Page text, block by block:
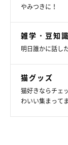
やみつきに！
雑学・豆知識
明日誰かに話し
猫グッズ
猫好きならチェ
わいい集まって